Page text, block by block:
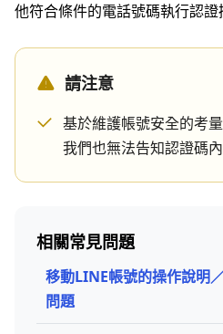
他符合條件的電話號碼執行認證
請注意
基於維護帳號安全的考
我們也無法告知認證碼內
相關常見問題
移動LINE帳號的操作說明
問題